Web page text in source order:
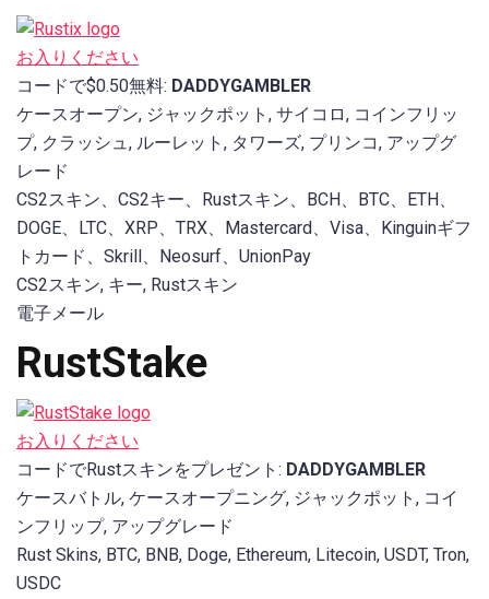
お入りください
コードで$0.50無料: DADDYGAMBLER
ケースオープン, ジャックポット, サイコロ, コインフリッ
プ, クラッシュ, ルーレット, タワーズ, プリンコ, アップグ
レード
CS2スキン、CS2キー、Rustスキン、BCH、BTC、ETH、
DOGE、LTC、XRP、TRX、Mastercard、Visa、Kinguinギフ
トカード、Skrill、Neosurf、UnionPay
CS2スキン, キー, Rustスキン
電子メール
RustStake
お入りください
コードでRustスキンをプレゼント: DADDYGAMBLER
ケースバトル, ケースオープニング, ジャックポット, コイ
ンフリップ, アップグレード
Rust Skins, BTC, BNB, Doge, Ethereum, Litecoin, USDT, Tron,
USDC